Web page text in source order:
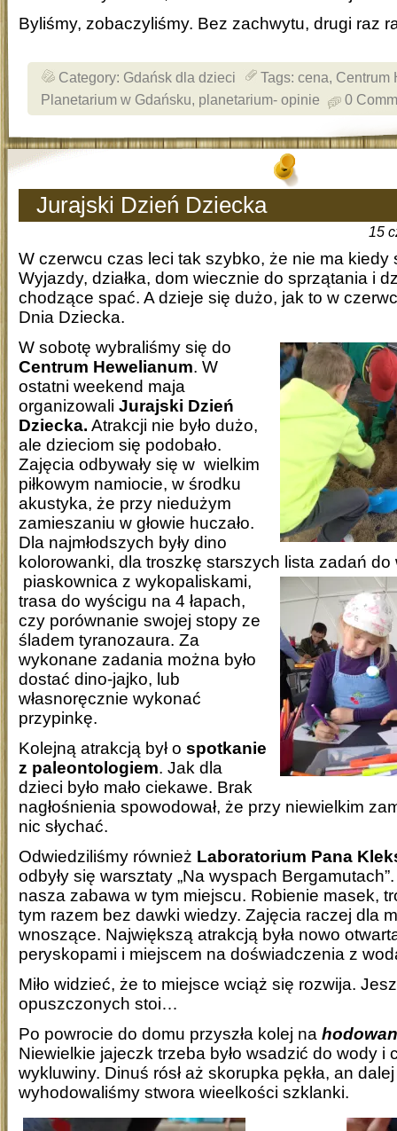
Byliśmy, zobaczyliśmy. Bez zachwytu, drugi raz
Category: Gdańsk dla dzieci Tags: cena, Centrum
Planetarium w Gdańsku, planetarium- opinie 0
Jurajski Dzień Dziecka
15
W czerwcu czas leci tak szybko, że nie ma kiedy
Wyjazdy, działka, dom wiecznie do sprzątania i
chodzące spać. A dzieje się dużo, jak to w
Dnia Dziecka.
W sobotę wybraliśmy się do
Centrum Hewelianum. W
ostatni weekend maja
organizowali Jurajski Dzień
Dziecka. Atrakcji nie było dużo,
ale dzieciom się podobało.
Zajęcia odbywały się w wielkim
piłkowym namiocie, w środku
akustyka, że przy niedużym
zamieszaniu w głowie huczało.
Dla najmłodszych były dino
kolorowanki, dla troszkę starszych lista zadań do
piaskownica z wykopaliskami,
trasa do wyścigu na 4 łapach,
czy porównanie swojej stopy ze
śladem tyranozaura. Za
wykonane zadania można było
dostać dino-jajko, lub
własnoręcznie wykonać
przypinkę.
Kolejną atrakcją był o spotkanie
z paleontologiem. Jak dla
dzieci było mało ciekawe. Brak
nagłośnienia spowodował, że przy niewielkim
nic słychać.
Odwiedziliśmy również Laboratorium Pana
odbyły się warsztaty „Na wyspach
nasza zabawa w tym miejscu. Robienie masek,
tym razem bez dawki wiedzy. Zajęcia raczej dla
wnoszące. Największą atrakcją była nowo
peryskopami i miejscem na doświadczenia z
Miło widzieć, że to miejsce wciąż się rozwija.
opuszczonych stoi…
Po powrocie do domu przyszła kolej na
Niewielkie jajeczk trzeba było wsadzić do wody i
wykluwiny. Dinuś rósł aż skorupka pękła, an dalej
wyhodowaliśmy stwora wieelkości szklanki.